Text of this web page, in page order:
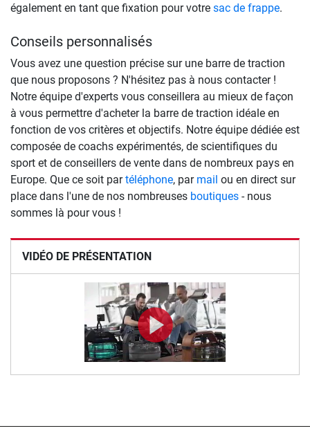
VIDÉO DE PRÉSENTATION
également en tant que fixation pour votre sac de frappe.
Conseils personnalisés
Vous avez une question précise sur une barre de traction
que nous proposons ? N'hésitez pas à nous contacter !
Notre équipe d'experts vous conseillera au mieux de façon
à vous permettre d'acheter la barre de traction idéale en
fonction de vos critères et objectifs. Notre équipe dédiée est
composée de coachs expérimentés, de scientifiques du
sport et de conseillers de vente dans de nombreux pays en
Europe. Que ce soit partéléphone, par mail ou en direct sur
place dans l'une de nos nombreuses boutiques - nous
sommes là pour vous !